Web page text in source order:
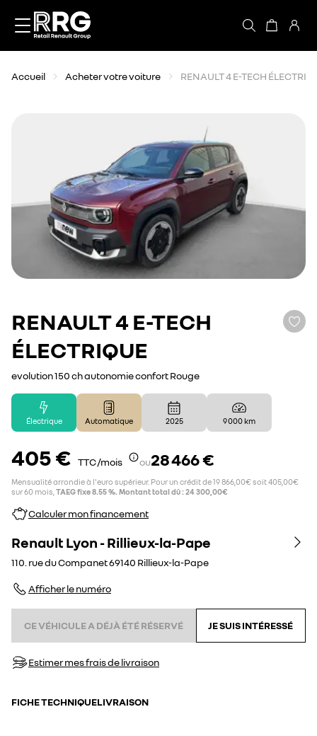
Accueil Acheter votre voiture RENAULT 4 E-TECH
RENAULT4 E-TECH
ÉLECTRIQUE
evolution 150 ch autonomie confort Rouge
Électrique Automatique 2025 9 000 km
405 € TTC /mois ou28 466 €
Mensualité arrondie à l'euro supérieur. Pour un crédit de 19 866,00€ soit 405,00€
sur 60 mois, TAEG fixe 8.55 %. Montant total dû : 24 300,00€
Calculer mon financement
Renault Lyon - Rillieux-la-Pape
110. rue du Companet69140 Rillieux-la-Pape
Afficher le numéro
CE VÉHICULE A DÉJÀ ÉTÉ RÉSERVÉ JE SUIS INTÉRESSÉ
Estimer mes frais de livraison
FICHE TECHNIQUELIVRAISON